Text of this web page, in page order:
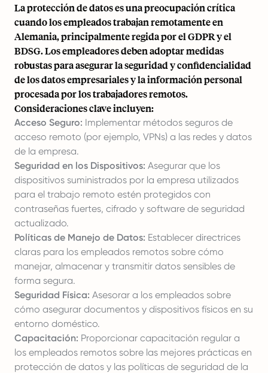
La protección de datos es una preocupación crítica
cuando los empleados trabajan remotamente en
Alemania, principalmente regida por el GDPR y el
BDSG. Los empleadores deben adoptar medidas
robustas para asegurar la seguridad y confidencialidad
de los datos empresariales y la información personal
procesada por los trabajadores remotos.
Consideraciones clave incluyen:
Acceso Seguro: Implementar métodos seguros de
acceso remoto (por ejemplo, VPNs) a las redes y datos
de la empresa.
Seguridad en los Dispositivos: Asegurar que los
dispositivos suministrados por la empresa utilizados
para el trabajo remoto estén protegidos con
contraseñas fuertes, cifrado y software de seguridad
actualizado.
Políticas de Manejo de Datos: Establecer directrices
claras para los empleados remotos sobre cómo
manejar, almacenar y transmitir datos sensibles de
forma segura.
Seguridad Física: Asesorar a los empleados sobre
cómo asegurar documentos y dispositivos físicos en su
entorno doméstico.
Capacitación: Proporcionar capacitación regular a
los empleados remotos sobre las mejores prácticas en
protección de datos y las políticas de seguridad de la